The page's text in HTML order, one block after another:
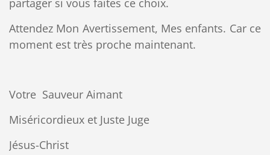
partager si vous faites ce choix.
Attendez Mon Avertissement, Mes enfants. Car ce
moment est très proche maintenant.
Votre Sauveur Aimant
Miséricordieux et Juste Juge
Jésus-Christ